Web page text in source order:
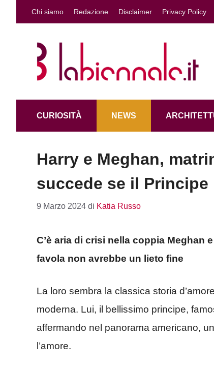
contenuto
Chi siamo Redazione Disclaimer Privacy Policy
CURIOSITÀ NEWS
Harry e Meghan,
succede se il
9 Marzo 2024 di Katia Russo
C’è aria di crisi nella coppia Meghan
favola non avrebbe un lieto fine
La loro sembra la classica storia
moderna. Lui, il bellissimo principe,
affermando nel panorama americano,
l’amore.